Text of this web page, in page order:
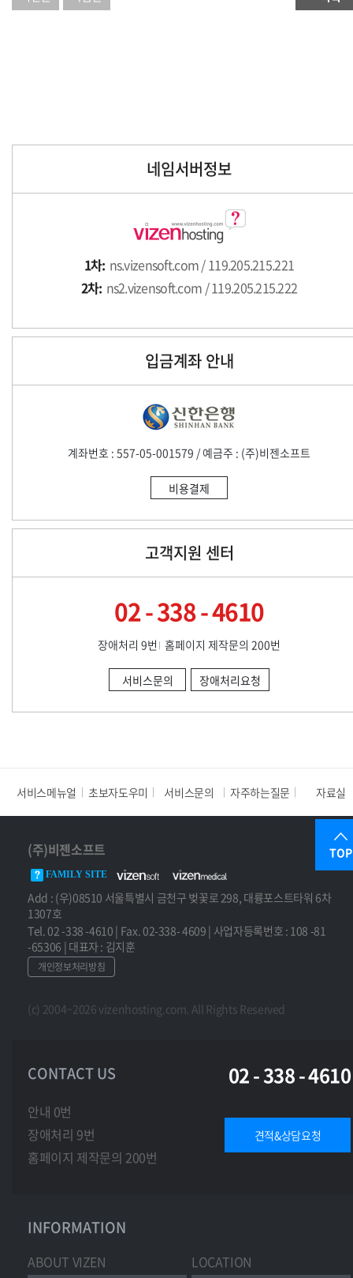
네임서버정보
1차: ns.vizensoft.com / 119.205.215.221
2차: ns2.vizensoft.com / 119.205.215.222
입금계좌 안내
계좌번호 : 557-05-001579 / 예금주 : (주)비젠소프트
비용결제
고객지원 센터
02 - 338 - 4610
장애처리 9번 홈페이지 제작문의 200번
서비스문의 장애처리요청
서비스메뉴얼 초보자도우미 서비스문의 자주하는질문 자료실
TOP
(주)비젠소프트
FAMILY SITE
Add : (우)08510 서울특별시 금천구 벚꽃로 298, 대륭포스트타워 6차
1307호
Tel. 02 -338 -4610 | Fax. 02-338- 4609 | 사업자등록번호 : 108 -81
-65306 | 대표자 : 김지훈
개인정보처리방침
(c) 2004~2026 vizenhosting.com. All Rights Reserved
CONTACT US 02 - 338 - 4610
안내 0번
장애처리 9번
홈페이지 제작문의 200번
견적&상담요청
INFORMATION
ABOUT VIZEN LOCATION